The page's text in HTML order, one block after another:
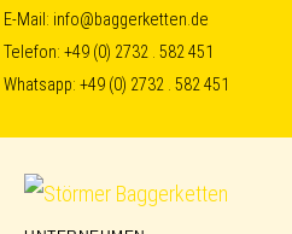
Skip
to
primary
navigation
Skip
to
content
Skip
to
E-Mail: info@baggerketten.de
Telefon:+49 (0) 2732 . 582 451
Whatsapp:+49 (0) 2732 . 582 451